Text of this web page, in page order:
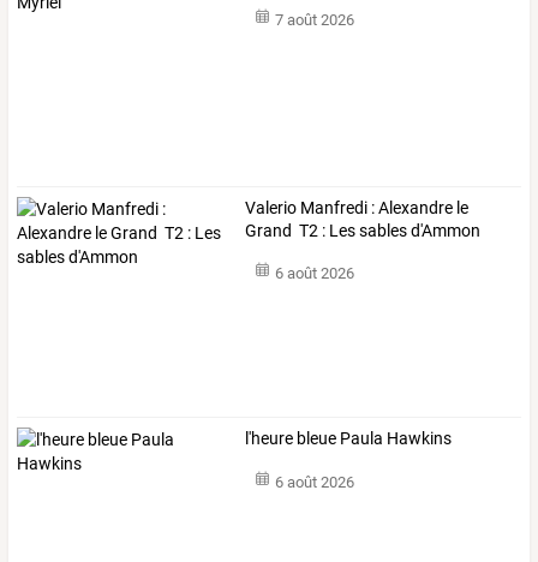
7 août 2026
Valerio Manfredi : Alexandre le
Grand T2 : Les sables d'Ammon
6 août 2026
l'heure bleue Paula Hawkins
6 août 2026